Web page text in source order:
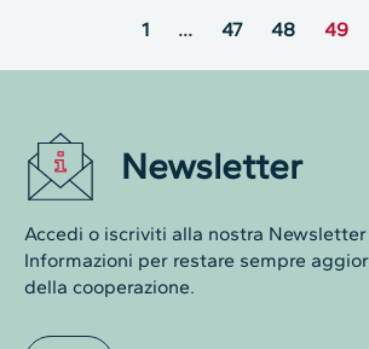
1 … 47 48 49
Newsletter
Accedi o iscriviti alla nostra
Informazioni per restare sempre
della cooperazione.